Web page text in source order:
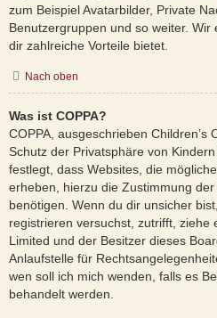
zum Beispiel Avatarbilder, Private
Benutzergruppen und so weiter.
dir zahlreiche Vorteile bietet.
Nach oben
Was ist COPPA?
COPPA, ausgeschrieben
Schutz der Privatsphäre von
festlegt, dass Websites, die
erheben, hierzu die Zustimmung
benötigen. Wenn du dir unsicher
registrieren versuchst, zutrifft, ziehe
Limited und der Besitzer dieses
Anlaufstelle für
wen soll ich mich wenden, falls es
behandelt werden.